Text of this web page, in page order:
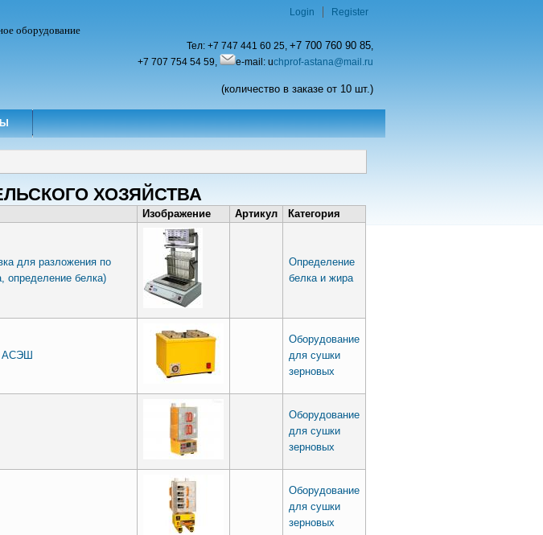
оборудование
Тел: +7 747 441 60 25, +7 700 760 90 85,
+7 707 754 54 59,
e-mail: uchprof-astana@mail.ru
(количество в заказе от 10 шт.)
Login Register
ХОЗЯЙСТВА
Изображение Артикул Категория
для разложения по
определение белка)
Определение
белка и жира
АСЭШ
Оборудование
для сушки
зерновых
Оборудование
для сушки
зерновых
Оборудование
для сушки
зерновых